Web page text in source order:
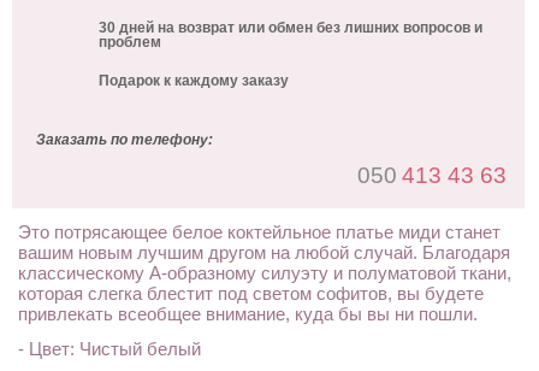
30 дней на возврат или обмен без лишних вопросов и
проблем
Подарок к каждому заказу
Заказать по телефону:
050 413 43 63
Это потрясающее белое коктейльное платье миди станет
вашим новым лучшим другом на любой случай. Благодаря
классическому А-образному силуэту и полуматовой ткани,
которая слегка блестит под светом софитов, вы будете
привлекать всеобщее внимание, куда бы вы ни пошли.
- Цвет: Чистый белый